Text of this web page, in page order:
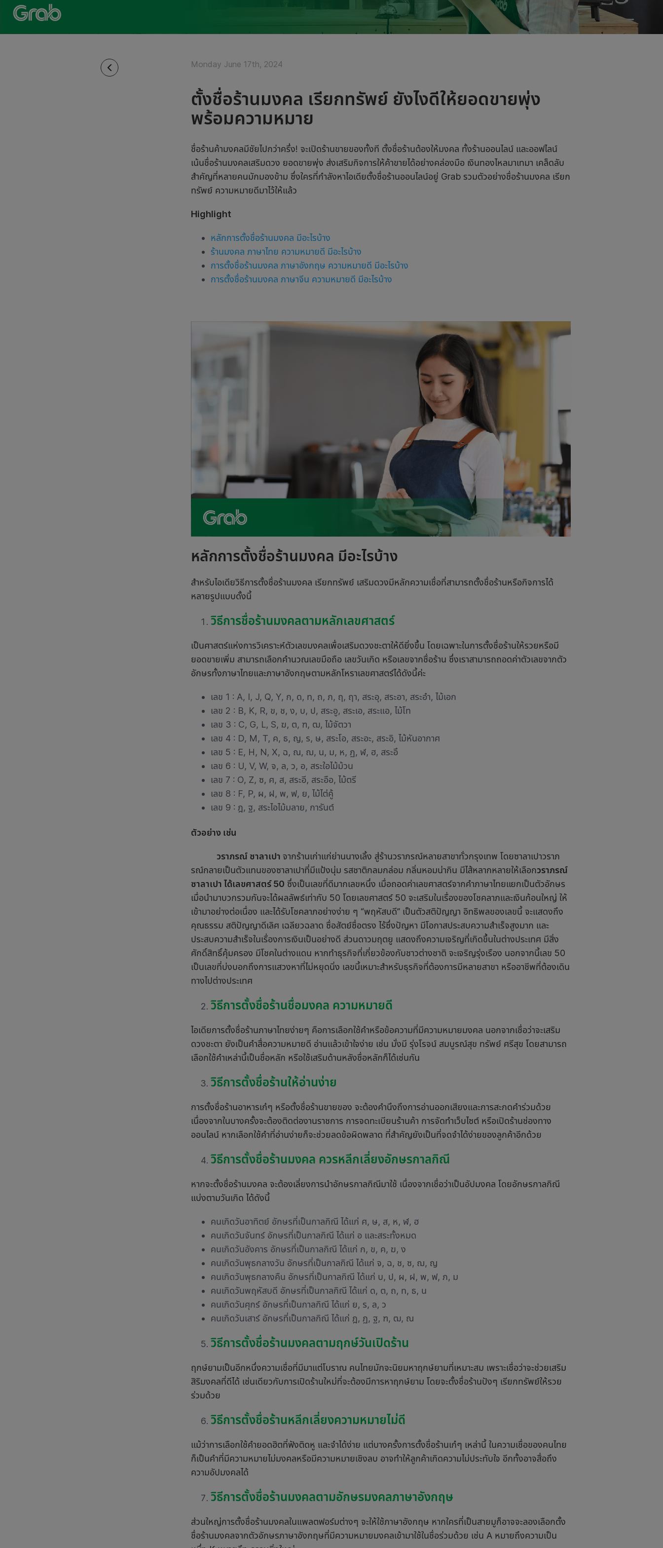
Monday June 17th, 2024
ตั้งชื่อร้านมงคล เรียกทรัพย์ ยังไงดีให้ยอดขายพุ่ง
พร้อมความหมาย
ชื่อร้านค้ามงคลมีชัยไปกว่าครึ่ง! จะเปิดร้านขายของทั้งที ตั้งชื่อร้านต้องให้มงคล ทั้งร้านออนไลน์ และออฟไลน์
เน้นชื่อร้านมงคลเสริมดวง ยอดขายพุ่ง ส่งเสริมกิจการให้ค้าขายได้อย่างคล่องมือ เงินทองไหลมาเทมา เคล็ดลับ
สำคัญที่หลายคนมักมองข้าม ซึ่งใครที่กำลังหาไอเดียตั้งชื่อร้านออนไลน์อยู่ Grab รวมตัวอย่างชื่อร้านมงคล เรียก
ทรัพย์ ความหมายดีมาไว้ให้แล้ว
Highlight
หลักการตั้งชื่อร้านมงคล มีอะไรบ้าง
ร้านมงคล ภาษาไทย ความหมายดี มีอะไรบ้าง
การตั้งชื่อร้านมงคล ภาษาอังกฤษ ความหมายดี มีอะไรบ้าง
การตั้งชื่อร้านมงคล ภาษาจีน ความหมายดี มีอะไรบ้าง
หลักการตั้งชื่อร้านมงคล มีอะไรบ้าง
สำหรับไอเดียวิธีการตั้งชื่อร้านมงคล เรียกทรัพย์ เสริมดวงมีหลักความเชื่อที่สามารถตั้งชื่อร้านหรือกิจการได้
หลายรูปแบบดั้งนี้
วิธีการชื่อร้านมงคลตามหลักเลขศาสตร์
เป็นศาสตร์แห่งการวิเคราะห์ตัวเลขมงคลเพื่อเสริมดวงชะตาให้ดียิ่งขึ้น โดยเฉพาะในการตั้งชื่อร้านให้รวยหรือมี
ยอดขายเพิ่ม สามารถเลือกคำนวณเลขมือถือ เลขวันเกิด หรือเลขจากชื่อร้าน ซึ่งเราสามารถถอดค่าตัวเลขจากตัว
อักษรทั้งภาษาไทยและภาษาอังกฤษตามหลักโหราเลขศาสตร์ได้ดังนี้ค่ะ
เลข 1 : A, I, J, Q, Y, ก, ด, ท, ถ, ภ, ฤ, ฤา, สระอุ, สระอา, สระอำ, ไม้เอก
เลข 2 : B, K, R, ข, ช, ง, บ, ป, สระอู, สระเอ, สระแอ, ไม้โท
เลข 3 : C, G, L, S, ฆ, ต, ฑ, ฒ, ไม้จัตวา
เลข 4 : D, M, T, ค, ธ, ญ, ร, ษ, สระโอ, สระอะ, สระอิ, ไม้หันอากาศ
เลข 5 : E, H, N, X, ฉ, ณ, ฌ, น, ม, ห, ฏ, ฬ, ฮ, สระอึ
เลข 6 : U, V, W, จ, ล, ว, อ, สระใอไม้ม้วน
เลข 7 : O, Z, ซ, ศ, ส, สระอี, สระอือ, ไม้ตรี
เลข 8 : F, P, ผ, ฝ, พ, ฟ, ย, ไม้ไต่คู้
เลข 9 : ฎ, ฐ, สระไอไม้มลาย, การันต์
ตัวอย่าง เช่น
วราภรณ์ ซาลาเปา จากร้านเก่าแก่ย่านนางเลิ้ง สู่ร้านวราภรณ์หลายสาขาทั่วกรุงเทพ โดยซาลาเปาวราภ
รณ์กลายเป็นตัวแทนของซาลาเปาที่มีแป้งนุ่ม รสชาติกลมกล่อม กลิ่นหอมน่ากิน มีไส้หลากหลายให้เลือกวราภรณ์
ซาลาเปา ได้เลขศาสตร์50 ซึ่งเป็นเลขที่ดีมากเลขหนึ่ง เมื่อถอดค่าเลขศาสตร์จากคำภาษาไทยแยกเป็นตัวอักษร
เมื่อนำมาบวกรวมกันจะได้ผลลัพธ์เท่ากับ 50 โดยเลขศาสตร์ 50 จะเสริมในเรื่องของโชคลาภและเงินก้อนใหญ่ ให้
เข้ามาอย่างต่อเนื่อง และได้รับโชคลาภอย่างง่าย ๆ “พฤหัสบดี” เป็นตัวสติปัญญา อิทธิพลของเลขนี้ จะแสดงถึง
คุณธรรม สติปัญญาดีเลิศ เฉลียวฉลาด ซื่อสัตย์ซื่อตรง ไร้ซึ่งปัญหา มีโอกาสประสบความสำเร็จสูงมาก และ
ประสบความสำเร็จในเรื่องการเงินเป็นอย่างดี ส่วนดาวมฤตยู แสดงถึงความเจริญที่เกิดขึ้นในต่างประเทศ มีสิ่ง
ศักดิ์สิทธิ์คุ้มครอง มีโชคในต่างแดน หากทำธุรกิจที่เกี่ยวข้องกับชาวต่างชาติ จะเจริญรุ่งเรือง นอกจากนี้เลข 50
เป็นเลขที่บ่งบอกถึงการแสวงหาที่ไม่หยุดนิ่ง เลขนี้เหมาะสำหรับธุรกิจที่ต้องการมีหลายสาขา หรืออาชีพที่ต้องเดิน
ทางไปต่างประเทศ
วิธีการตั้งชื่อร้านชื่อมงคล ความหมายดี
ไอเดียการตั้งชื่อร้านภาษาไทยง่ายๆ คือการเลือกใช้คำหรือข้อความที่มีความหมายมงคล นอกจากเชื่อว่าจะเสริม
ดวงชะตา ยังเป็นคำสื่อความหมายดี อ่านแล้วเข้าใจง่าย เช่น มั่งมี รุ่งโรจน์ สมบูรณ์สุข ทรัพย์ ศรีสุข โดยสามารถ
เลือกใช้คำเหล่านี้เป็นชื่อหลัก หรือใช้เสริมด้านหลังชื่อหลักก็ได้เช่นกัน
วิธีการตั้งชื่อร้านให้อ่านง่าย
การตั้งชื่อร้านอาหารเก๋ๆ หรือตั้งชื่อร้านขายของ จะต้องคำนึงถึงการอ่านออกเสียงและการสะกดคำร่วมด้วย
เนื่องจากในบางครั้งจะต้องติดต่องานราชการ การจดทะเบียนร้านค้า การจัดทำเว็บไซต์ หรือเปิดร้านช่องทาง
ออนไลน์ หากเลือกใช้คำที่อ่านง่ายก็จะช่วยลดข้อผิดพลาด ที่สำคัญยังเป็นที่จดจำได้ง่ายของลูกค้าอีกด้วย
วิธีการตั้งชื่อร้านมงคล ควรหลีกเลี่ยงอักษรกาลกิณี
หากจะตั้งชื่อร้านมงคล จะต้องเลี่ยงการนำอักษรกาลกิณีมาใช้ เนื่องจากเชื่อว่าเป็นอัปมงคล โดยอักษรกาลกิณี
แบ่งตามวันเกิด ได้ดังนี้
คนเกิดวันอาทิตย์ อักษรที่เป็นกาลกิณี ได้แก่ ศ, ษ, ส, ห, ฬ, ฮ
คนเกิดวันจันทร์ อักษรที่เป็นกาลกิณี ได้แก่ อ และสระทั้งหมด
คนเกิดวันอังคาร อักษรที่เป็นกาลกิณี ได้แก่ ก, ข, ค, ฆ, ง
คนเกิดวันพุธกลางวัน อักษรที่เป็นกาลกิณี ได้แก่ จ, ฉ, ช, ซ, ฌ, ญ
คนเกิดวันพุธกลางคืน อักษรที่เป็นกาลกิณี ได้แก่ บ, ป, ผ, ฝ, พ, ฟ, ภ, ม
คนเกิดวันพฤหัสบดี อักษรที่เป็นกาลกิณี ได้แก่ ด, ต, ถ, ท, ธ, น
คนเกิดวันศุกร์ อักษรที่เป็นกาลกิณี ได้แก่ ย, ร, ล, ว
คนเกิดวันเสาร์ อักษรที่เป็นกาลกิณี ได้แก่ ฎ, ฏ, ฐ, ฑ, ฒ, ณ
วิธีการตั้งชื่อร้านมงคลตามฤกษ์วันเปิดร้าน
ฤกษ์ยามเป็นอีกหนึ่งความเชื่อที่มีมาแต่โบราณ คนไทยมักจะนิยมหาฤกษ์ยามที่เหมาะสม เพราะเชื่อว่าจะช่วยเสริม
สิริมงคลที่ดีได้ เช่นเดียวกับการเปิดร้านใหม่ที่จะต้องมีการหาฤกษ์ยาม โดยจะตั้งชื่อร้านปังๆ เรียกทรัพย์ให้รวย
ร่วมด้วย
วิธีการตั้งชื่อร้านหลีกเลี่ยงความหมายไม่ดี
แม้ว่าการเลือกใช้คำยอดฮิตที่ฟังติดหู และจำได้ง่าย แต่บางครั้งการตั้งชื่อร้านเก๋ๆ เหล่านี้ ในความเชื่อของคนไทย
ก็เป็นคำที่มีความหมายไม่มงคลหรือมีความหมายเชิงลบ อาจทำให้ลูกค้าเกิดความไม่ประทับใจ อีกทั้งอาจสื่อถึง
ความอัปมงคลได้
วิธีการตั้งชื่อร้านมงคลตามอักษรมงคลภาษาอังกฤษ
ส่วนใหญ่การตั้งชื่อร้านมงคลในแพลตฟอร์มต่างๆ จะให้ใช้ภาษาอังกฤษ หากใครที่เป็นสายมูก็อาจจะลองเลือกตั้ง
ชื่อร้านมงคลจากตัวอักษรภาษาอังกฤษที่มีความหมายมงคลเข้ามาใช้ในชื่อร่วมด้วย เช่น A หมายถึงความเป็น